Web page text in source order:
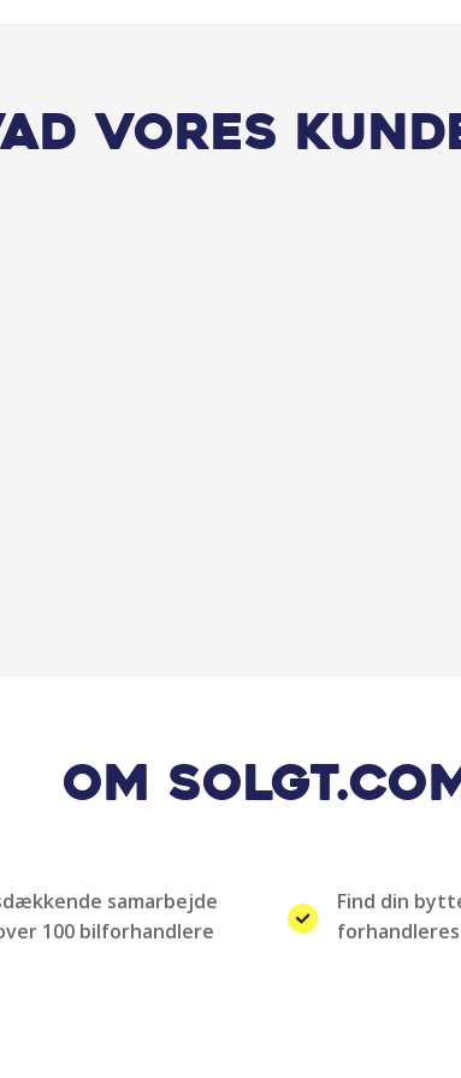
vores
Om
samarbejde
100 bilforhandlere
Find din